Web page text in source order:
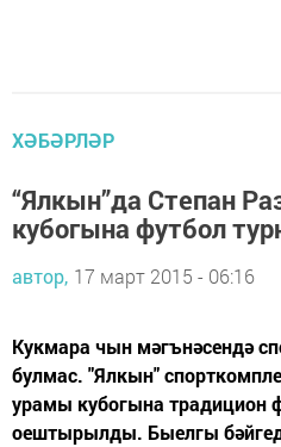
ХӘБӘРЛӘР
“Ялкын”да Степан
кубогына футбол
автор, 17 март 2015 - 06:16
Кукмара чын мәгънәсендә
булмас. "Ялкын"
урамы кубогына традицион
оештырылды. Быелгы